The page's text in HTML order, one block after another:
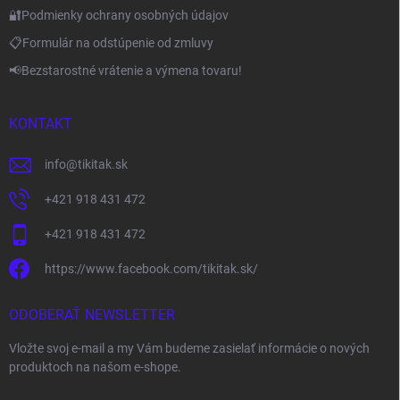
🔐Podmienky ochrany osobných údajov
📋Formulár na odstúpenie od zmluvy
📢Bezstarostné vrátenie a výmena tovaru!
KONTAKT
info@tikitak.sk
+421 918 431 472
+421 918 431 472
https://www.facebook.com/tikitak.sk/
ODOBERAŤ NEWSLETTER
Vložte svoj e-mail a my Vám budeme zasielať informácie o nových
produktoch na našom e-shope.